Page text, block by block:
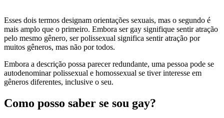
Esses dois termos designam orientações sexuais, mas o segundo é
mais amplo que o primeiro. Embora ser gay signifique sentir atração
pelo mesmo gênero, ser polissexual significa sentir atração por
muitos gêneros, mas não por todos.
Embora a descrição possa parecer redundante, uma pessoa pode se
autodenominar polissexual e homossexual se tiver interesse em
gêneros diferentes, inclusive o seu.
Como posso saber se sou gay?